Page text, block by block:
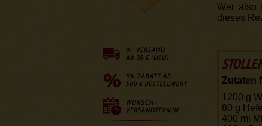
Wer also
dieses
Zutaten
1200 g
80 g Hefe
400 ml